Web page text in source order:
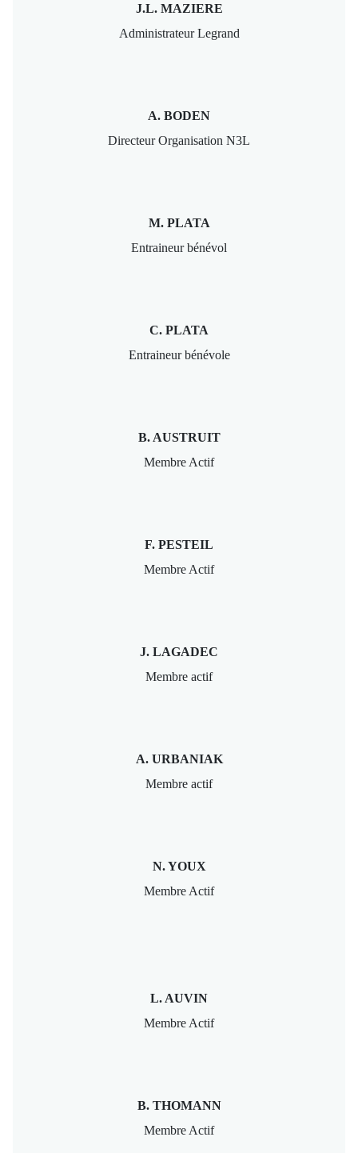
J.L. MAZIERE
Administrateur Legrand
A. BODEN
Directeur Organisation N3L
M. PLATA
Entraineur bénévol
C. PLATA
Entraineur bénévole
B. AUSTRUIT
Membre Actif
F. PESTEIL
Membre Actif
J. LAGADEC
Membre actif
A. URBANIAK
Membre actif
N. YOUX
Membre Actif
L. AUVIN
Membre Actif
B. THOMANN
Membre Actif